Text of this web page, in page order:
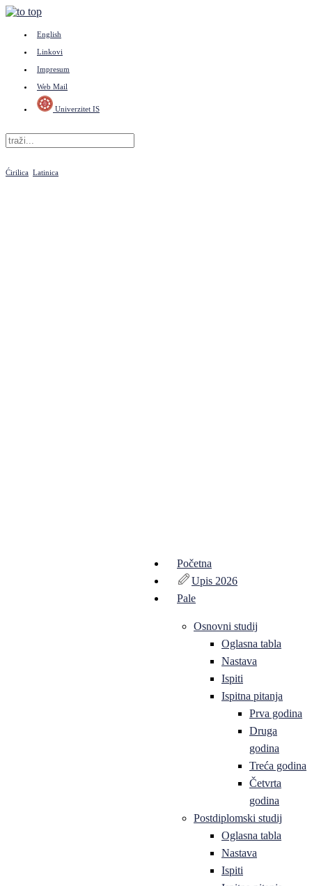
English
Linkovi
Impresum
Web Mail
Univerzitet IS
Ćirilica Latinica
Početna
Upis 2026
Pale
Osnovni studij
Oglasna tabla
Nastava
Ispiti
Ispitna pitanja
Prva godina
Druga
godina
Treća godina
Četvrta
godina
Postdiplomski studij
Oglasna tabla
Nastava
Ispiti